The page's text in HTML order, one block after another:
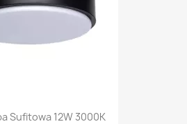
Sufitowa 12W 3000K